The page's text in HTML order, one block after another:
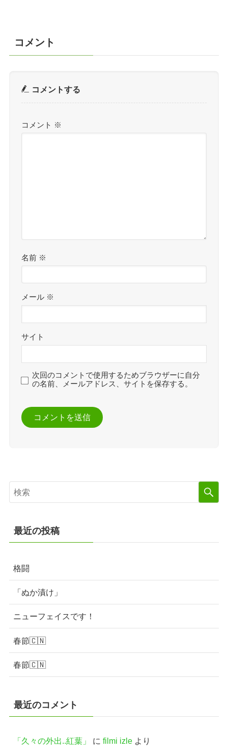
コメント
コメントする
コメント ※
名前 ※
メール ※
サイト
次回のコメントで使用するためブラウザーに自分
の名前、メールアドレス、サイトを保存する。
最近の投稿
格闘
「ぬか漬け」
ニューフェイスです！
春節🇨🇳
春節🇨🇳
最近のコメント
「久々の外出..紅葉」 に filmi izleより